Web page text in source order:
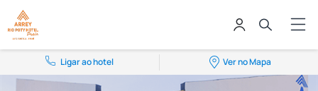
Ligar ao hotel Ver no Mapa